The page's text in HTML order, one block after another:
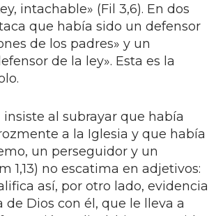
intachable» (Fil 3,6). En dos
que había sido un defensor
de los padres» y un
de la ley». Esta es la
insiste al subrayar que había
a la Iglesia y que había
un perseguidor y un
1,13) no escatima en adjetivos:
así, por otro lado, evidencia
de Dios con él, que le lleva a